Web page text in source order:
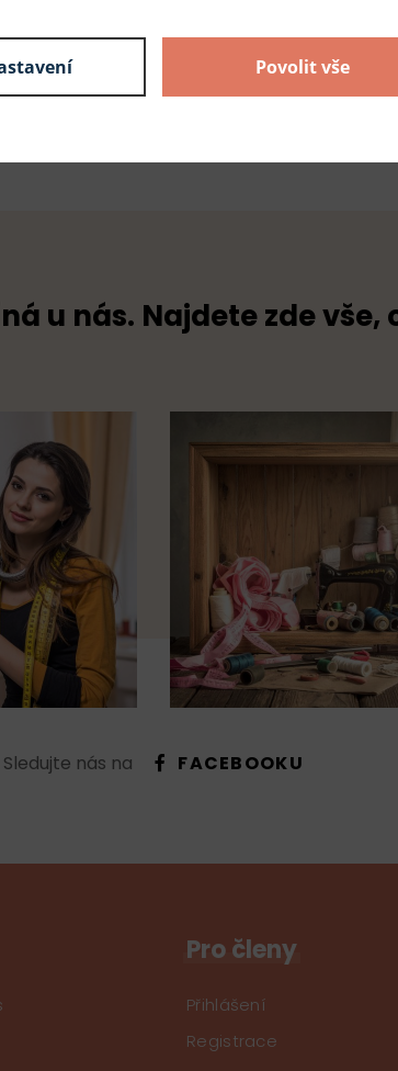
u nás. Najdete zde
Sledujte nás na FACEBOOKU
Pro členy
Přihlášení
Registrace
Povolit vše